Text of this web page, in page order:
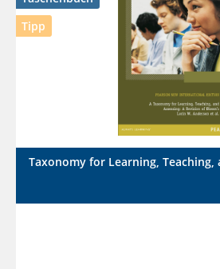
Tipp
Taxonomy for Learning, Teaching,